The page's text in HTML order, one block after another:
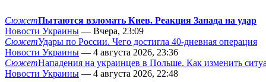
СюжетПытаются взломать Киев. Реакция Запада на удар
Новости Украины — Вчера, 23:09
СюжетУдары по России. Чего достигла 40-дневная операция
Новости Украины — 4 августа 2026, 23:36
СюжетНападения на украинцев в Польше. Как изменить
Новости Украины — 4 августа 2026, 22:48